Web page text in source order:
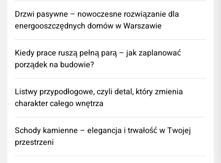
Drzwi pasywne – nowoczesne rozwiązanie dla
energooszczędnych domów w Warszawie
Kiedy prace ruszą pełną parą – jak zaplanować
porządek na budowie?
Listwy przypodłogowe, czyli detal, który zmienia
charakter całego wnętrza
Schody kamienne – elegancja i trwałość w Twojej
przestrzeni